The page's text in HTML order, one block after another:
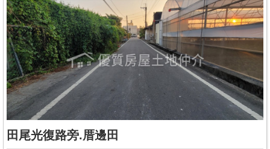
田尾光復路旁.厝邊田